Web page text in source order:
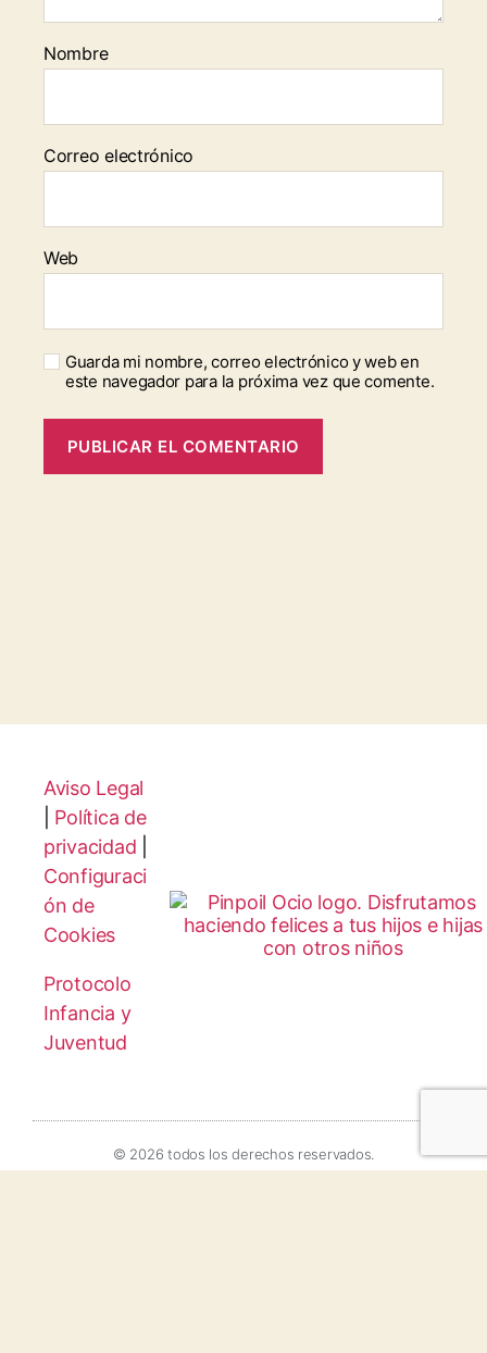
Nombre
Correo electrónico
Web
Guarda mi nombre, correo electrónico y web en
este navegador para la próxima vez que comente.
Aviso Legal
Política de
privacidad
Configuraci
ón de
Cookies
Protocolo
Infancia y
Juventud
© 2026 todos los derechos reservados.